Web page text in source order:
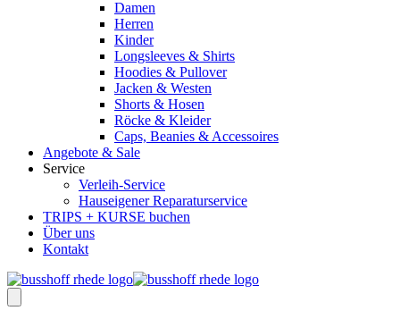
Damen
Herren
Kinder
Longsleeves & Shirts
Hoodies & Pullover
Jacken & Westen
Shorts & Hosen
Röcke & Kleider
Caps, Beanies & Accessoires
Angebote & Sale
Service
Verleih-Service
Hauseigener Reparaturservice
TRIPS + KURSE buchen
Über uns
Kontakt